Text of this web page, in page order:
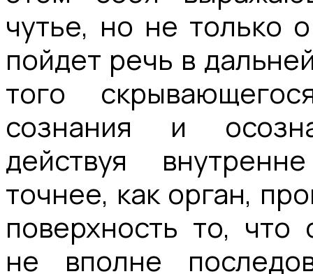
чутье, но не только
пойдет речь в
того
сознания и
действуя
точнее, как орган,
поверхность то,
не вполне